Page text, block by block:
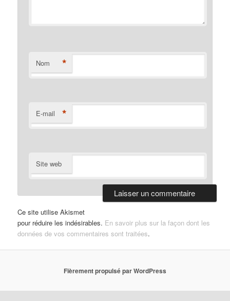
Nom *
E-mail *
Site web
Ce site utilise Akismet
pour réduire les indésirables. En savoir plus sur la façon dont les
données de vos commentaires sont traitées.
Fièrement propulsé par WordPress